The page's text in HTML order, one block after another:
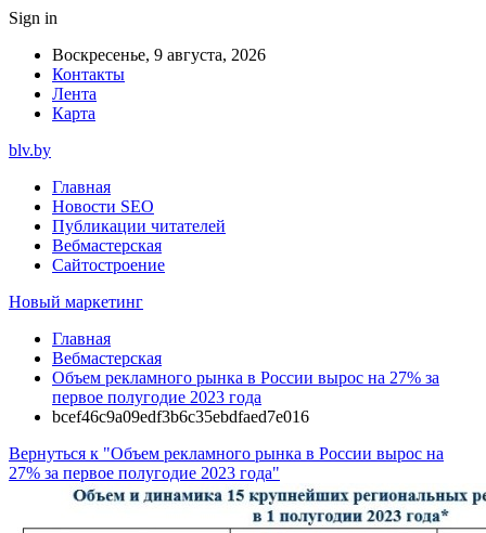
Sign in
Воскресенье, 9 августа, 2026
Контакты
Лента
Карта
blv.by
Главная
Новости SEO
Публикации читателей
Вебмастерская
Сайтостроение
Новый маркетинг
Главная
Вебмастерская
Объем рекламного рынка в России вырос на 27% за
первое полугодие 2023 года
bcef46c9a09edf3b6c35ebdfaed7e016
Вернуться к "Объем рекламного рынка в России вырос на
27% за первое полугодие 2023 года"